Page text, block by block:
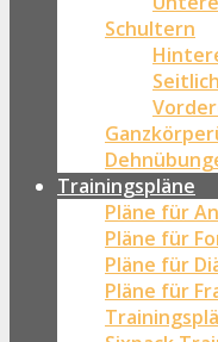
Schultern
Trainingspläne
Pläne für
Pläne für
Pläne für
Pläne für